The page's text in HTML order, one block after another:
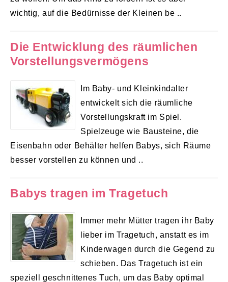
wichtig, auf die Bedürnisse der Kleinen be ..
Die Entwicklung des räumlichen
Vorstellungsvermögens
Im Baby- und Kleinkindalter
entwickelt sich die räumliche
Vorstellungskraft im Spiel.
Spielzeuge wie Bausteine, die
Eisenbahn oder Behälter helfen Babys, sich Räume
besser vorstellen zu können und ..
Babys tragen im Tragetuch
Immer mehr Mütter tragen ihr Baby
lieber im Tragetuch, anstatt es im
Kinderwagen durch die Gegend zu
schieben. Das Tragetuch ist ein
speziell geschnittenes Tuch, um das Baby optimal